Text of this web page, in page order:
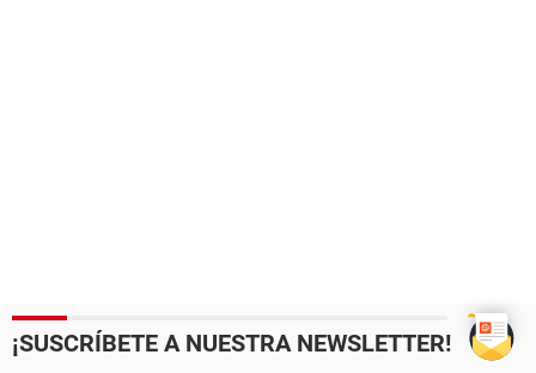
¡SUSCRÍBETE A NUESTRA NEWSLETTER!